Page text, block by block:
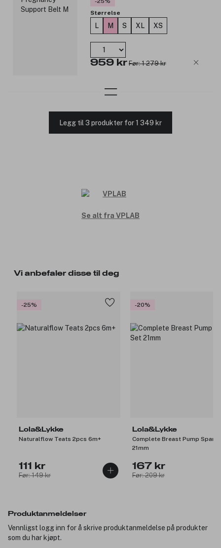
Størrelse
L M S XL XS
959 kr Før: 1 279 kr
Legg til 3 produkter for 1 349 kr
Se alt fra VPLAB
Vi anbefaler disse til deg
-25%
Lola&Lykke
Naturalflow Teats 2pcs 6m+
111 kr
Før: 149 kr
-20%
Lola&Lykke
Complete Breast Pump Spare
21mm
167 kr
Før: 209 kr
Produktanmeldelser
Vennligst logg inn for å skrive produktanmeldelse på produkter
som du har kjøpt.